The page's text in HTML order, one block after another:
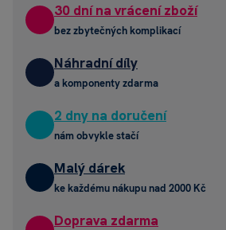
30 dní na vrácení zboží
bez zbytečných komplikací
Náhradní díly
a komponenty zdarma
2 dny na doručení
nám obvykle stačí
Malý dárek
ke každému nákupu nad 2000 Kč
Doprava zdarma